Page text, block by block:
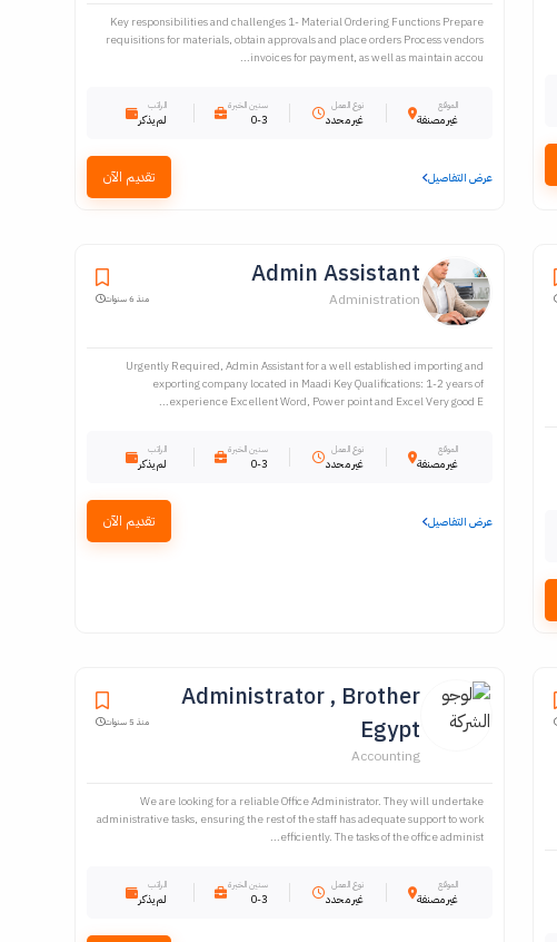
Key responsibilities and challenges 1- Material Ordering Functions Prepare
requisitions for materials, obtain approvals and place orders Process vendors
invoices for payment, as well as maintain accou...
الموقع
غير مصنفة
نوع العمل
غير محدد
سنين الخبرة
0-3
الراتب
لم يذكر
عرض التفاصيل تقديم الآن
Admin Assistant
Administration منذ 6 سنوات
Urgently Required, Admin Assistant for a well established importing and
exporting company located in Maadi Key Qualifications: 1-2 years of
experience Excellent Word, Power point and Excel Very good E...
الموقع
غير مصنفة
نوع العمل
غير محدد
سنين الخبرة
0-3
الراتب
لم يذكر
عرض التفاصيل تقديم الآن
Administrator , Brother
Egypt
Accounting
منذ 5 سنوات
We are looking for a reliable Office Administrator. They will undertake
administrative tasks, ensuring the rest of the staff has adequate support to work
efficiently. The tasks of the office administ...
الموقع
غير مصنفة
نوع العمل
غير محدد
سنين الخبرة
0-3
الراتب
لم يذكر